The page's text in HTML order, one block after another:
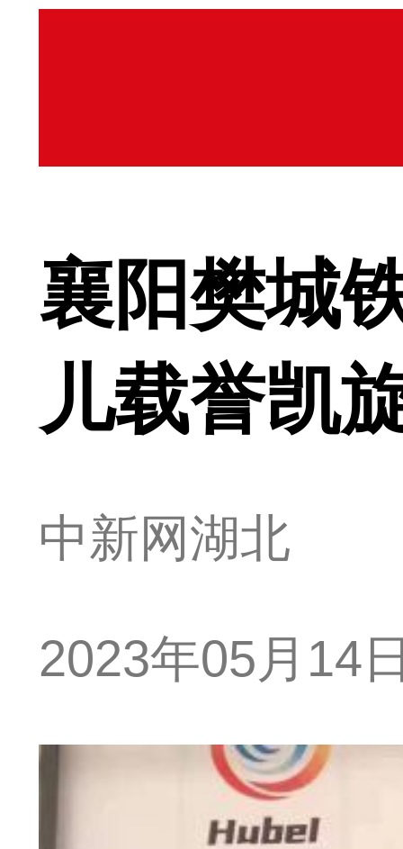
襄阳樊城
儿载誉凯
中新网湖北
2023年05月14